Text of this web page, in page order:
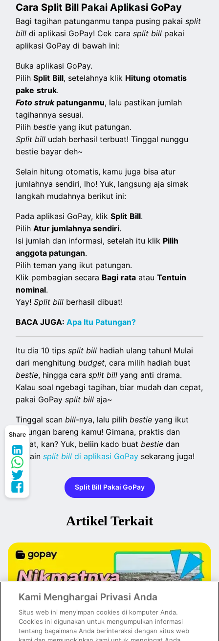
Share
Cara Split Bill Pakai Aplikasi GoPay
Bagi tagihan patunganmu tanpa pusing pakaisplit
billdi aplikasi GoPay! Cek carasplit bill pakai
aplikasi GoPay di bawah ini:
Buka aplikasi GoPay.
PilihSplit Bill, setelahnya klik Hitung otomatis
pake struk.
Foto struk patunganmu, lalu pastikan jumlah
tagihannya sesuai.
Pilihbestie yang ikut patungan.
Split bill udah berhasil terbuat! Tinggal nunggu
bestie bayar deh~
Selain hitung otomatis, kamu juga bisa atur
jumlahnya sendiri, lho! Yuk, langsung aja simak
langkah mudahnya berikut ini:
Pada aplikasi GoPay, klikSplit Bill.
PilihAtur jumlahnya sendiri.
Isi jumlah dan informasi, setelah itu klik Pilih
anggota patungan.
Pilih teman yang ikut patungan.
Klik pembagian secara Bagi rata atauTentuin
nominal.
Yay!Split bill berhasil dibuat!
BACA JUGA:Apa Itu Patungan?
Itu dia 10 tipssplit bill hadiah ulang tahun! Mulai
dari menghitungbudget, cara milih hadiah buat
bestie, hingga carasplit bill yang anti drama.
Kalau soal ngebagi tagihan, biar mudah dan cepat,
pakai GoPaysplit bill aja~
Tinggal scanbill-nya, lalu pilihbestie yang ikut
patungan bareng kamu! Gimana, praktis dan
cepat, kan? Yuk, beliin kado buatbestie dan
cobainsplit bill di aplikasi GoPay sekarang juga!
Split Bill Pakai GoPay
Artikel Terkait
Kami Menghargai Privasi Anda
Situs web ini menyimpan cookies di komputer Anda.
Cookies ini digunakan untuk mengumpulkan informasi
tentang bagaimana Anda berinteraksi dengan situs web